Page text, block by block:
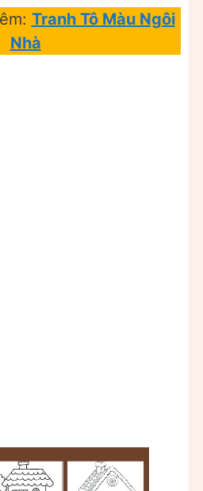
Tranh Tô Màu Ngôi
Nhà